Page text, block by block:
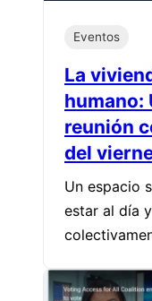
Eventos
La
humano:
reunión
del
Un espacio
estar al día